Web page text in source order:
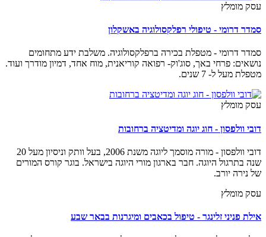
עסק מומלץ
סמדר דרומי - טיפולי רפלקסולוגיה באשקלון
סמדר דרומי - מטפלת בכירה ברפלקסולוגיה. משלבת ידע מתחומים
נושאים: פרחי באך, סוג'וק- רפואה קוריאנית, מוח אחד, דמיון מודרך ועוד.
מטפלת מעל ל- 7 שנים.
עסק מומלץ
דובי וולפסון - חוג יוגה ומדיטציה ברחובות
דובי וולפסון - מורה מוסמך ליוגה משנת 2006, בעל וותק וניסיון מעל 20
שנה בתרגול היוגה. חבר בארגון מורי היוגה בישראל. בוגר קורס המורים
של נירה יורב.
עסק מומלץ
אילת פניני זלינגר - טיפול בכאבים ומיגרנות בבאר שבע